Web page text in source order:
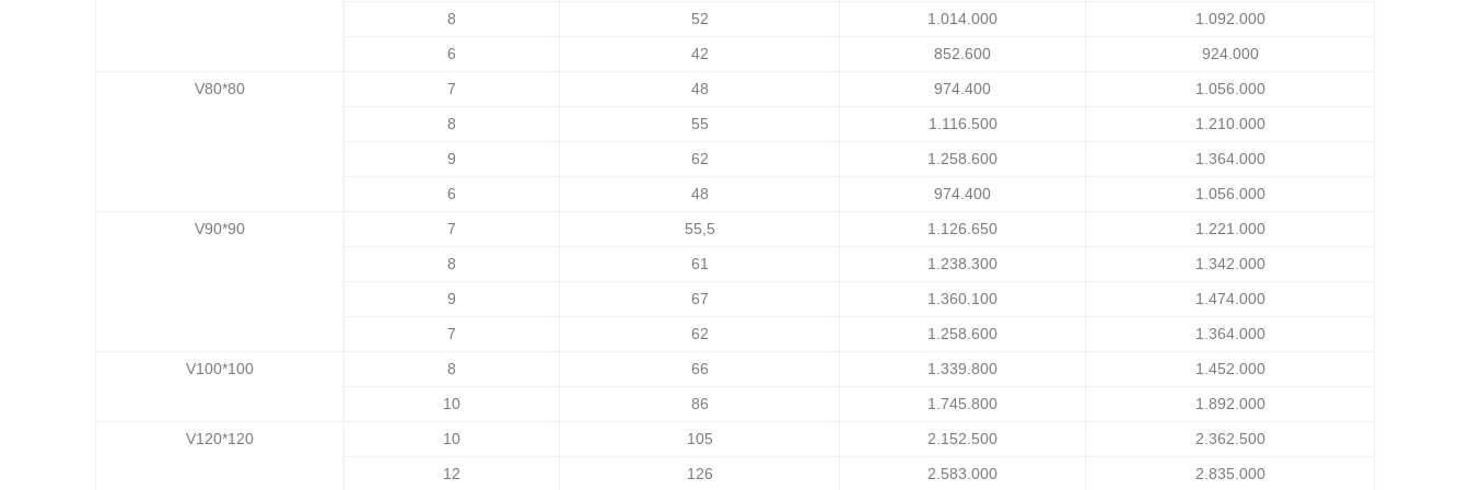
8 52 1.014.000 1.092.000
6 42 852.600 924.000
V80*80 7 48 974.400 1.056.000
8 55 1.116.500 1.210.000
9 62 1.258.600 1.364.000
6 48 974.400 1.056.000
V90*90 7 55,5 1.126.650 1.221.000
8 61 1.238.300 1.342.000
9 67 1.360.100 1.474.000
7 62 1.258.600 1.364.000
V100*100 8 66 1.339.800 1.452.000
10 86 1.745.800 1.892.000
V120*120 10 105 2.152.500 2.362.500
12 126 2.583.000 2.835.000